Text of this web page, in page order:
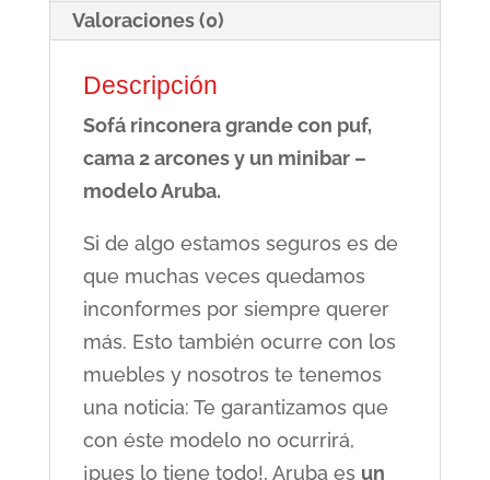
cantidad
Valoraciones (0)
Descripción
Sofá rinconera grande con puf,
cama 2 arcones y un minibar –
modelo Aruba.
Si de algo estamos seguros es de
que muchas veces quedamos
inconformes por siempre querer
más. Esto también ocurre con los
muebles y nosotros te tenemos
una noticia: Te garantizamos que
con éste modelo no ocurrirá,
¡pues lo tiene todo!, Aruba es un